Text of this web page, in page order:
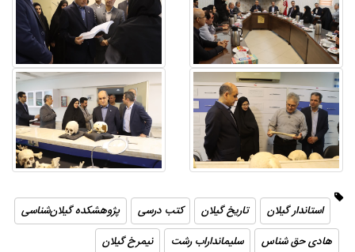
استاندار گیلان تاریخ گیلان کتب درسی
پژوهشکده گیلان‌شناسی
هادی حق ‌شناس
سلیمانداراب رشت نیمرخ گیلان